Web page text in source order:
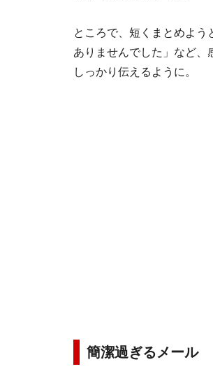
ところで、短くまとめよ
ありませんでした」など、
しっかり伝えるように。
簡潔過ぎるメール